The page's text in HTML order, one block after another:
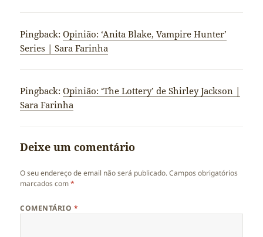
Pingback:Opinião: ‘Anita Blake, Vampire Hunter’
Series | Sara Farinha
Pingback:Opinião: ‘The Lottery’ de Shirley Jackson |
Sara Farinha
Deixe um comentário
O seu endereço de email não será publicado. Campos obrigatórios
marcados com*
COMENTÁRIO *